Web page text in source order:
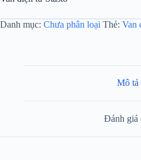
Danh mục: Chưa phân loại Thẻ: Van
Mô tả
Đánh giá